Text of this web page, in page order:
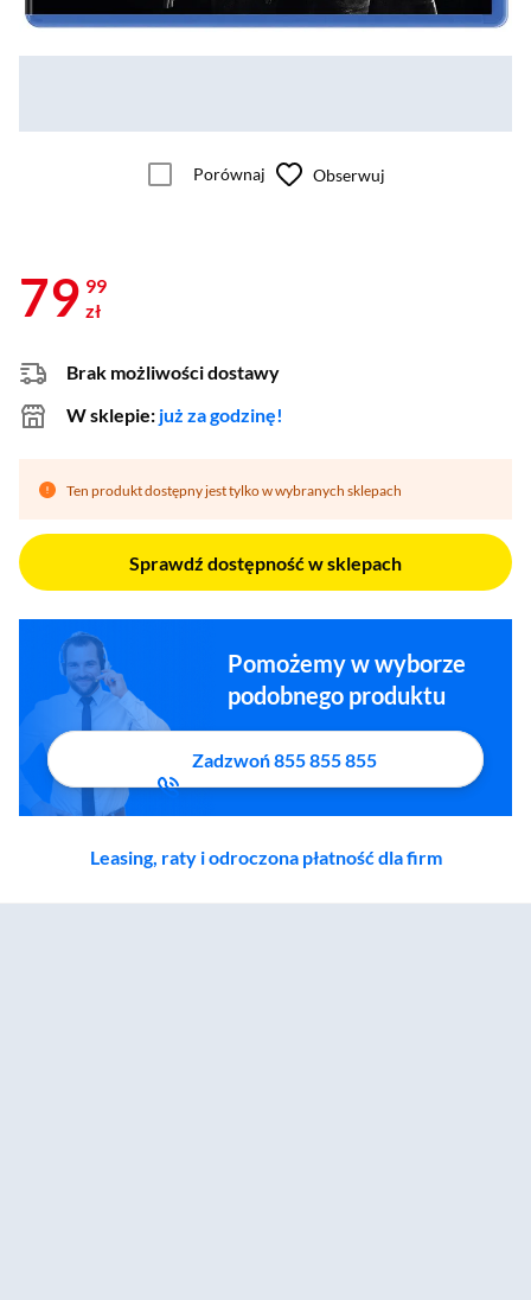
Porównaj Obserwuj
79 99
zł
Brak możliwości dostawy
W sklepie: już za godzinę!
Ten produkt dostępny jest tylko w wybranych sklepach
Sprawdź dostępność w sklepach
Pomożemy w wyborze
podobnego produktu
Zadzwoń 855 855 855
Leasing, raty i odroczona płatność dla firm